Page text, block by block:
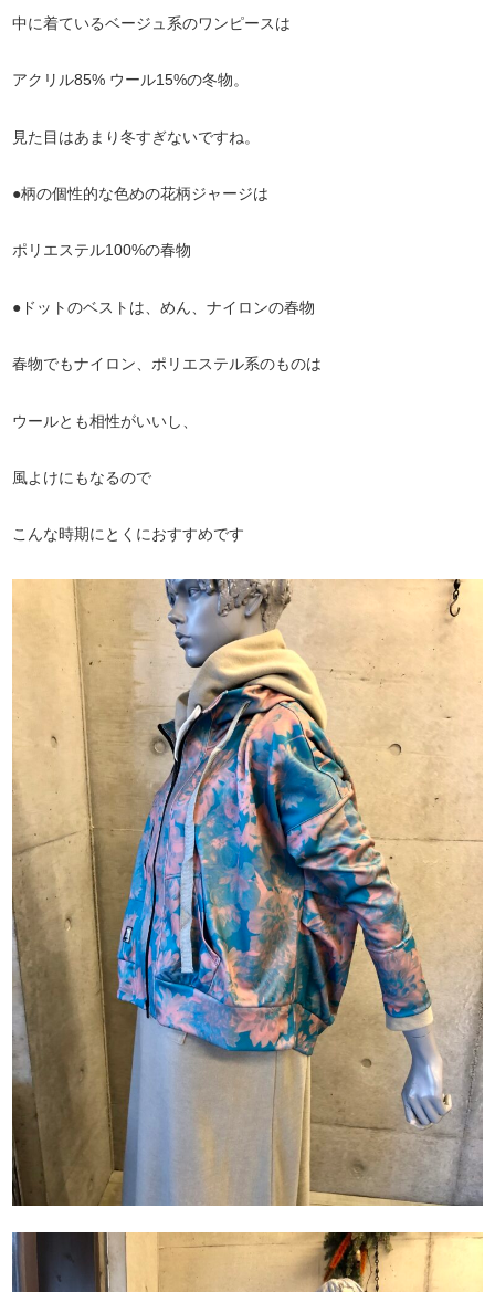
中に着ているベージュ系のワンピースは
アクリル85% ウール15%の冬物。
見た目はあまり冬すぎないですね。
●柄の個性的な色めの花柄ジャージは
ポリエステル100%の春物
●ドットのベストは、めん、ナイロンの春物
春物でもナイロン、ポリエステル系のものは
ウールとも相性がいいし、
風よけにもなるので
こんな時期にとくにおすすめです